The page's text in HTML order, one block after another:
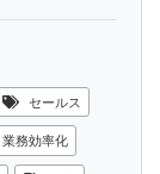
セールス
業務効率化